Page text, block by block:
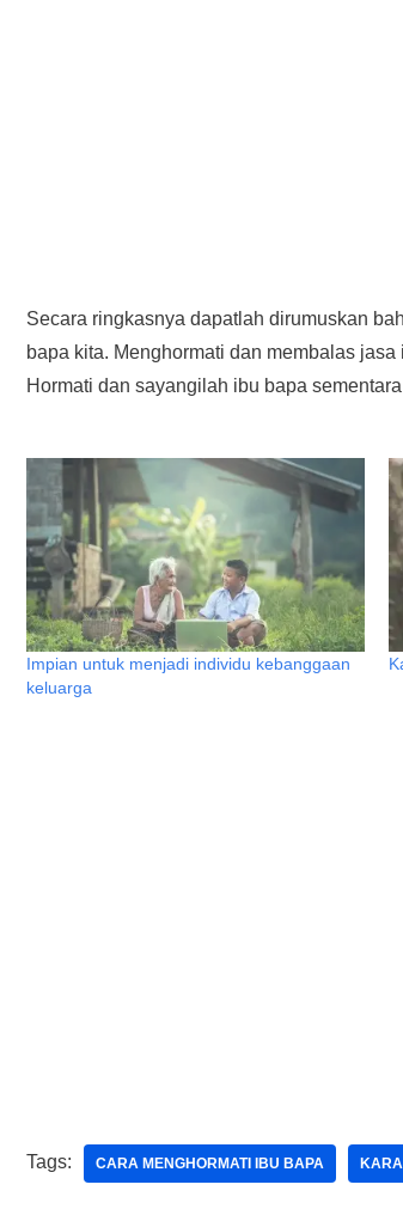
Secara ringkasnya dapatlah dirumuskan
bapa kita. Menghormati dan membalas
Hormati dan sayangilah ibu bapa
Impian untuk menjadi individu kebanggaan
keluarga
Tags: CARA MENGHORMATI IBU BAPA